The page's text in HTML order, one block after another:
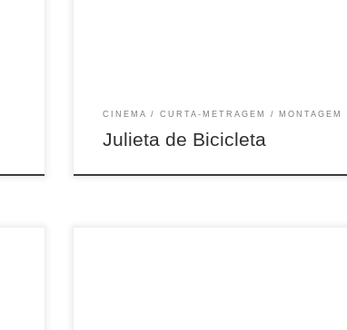
CINEMA CURTA-METRAGEM MONTAGEM
Julieta de Bicicleta